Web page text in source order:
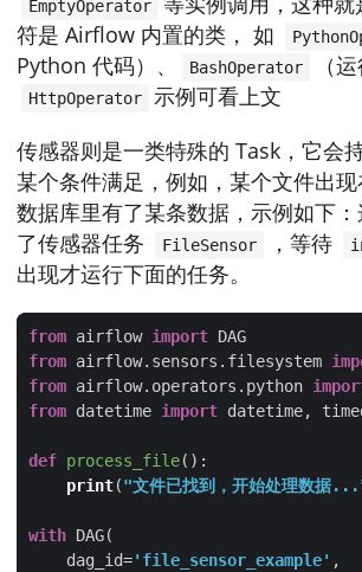
EmptyOperator
符是 Airflow 内置的类， 如
Python 代码）、
BashOperator （
HttpOperator
示例可看上文
传感器则是一类特殊的 Task，它会
某个条件满足，例如，某个文件出
数据库里有了某条数据，示例如下：
了传感器任务
FileSensor ，等待
出现才运行下面的任务。
from airflow import
from airflow.sensors.filesystem
from airflow.operators.python
from datetime import
def process_file():
print("文件已找到，开始处理数据
with
    dag_id=
'file_sensor_example'